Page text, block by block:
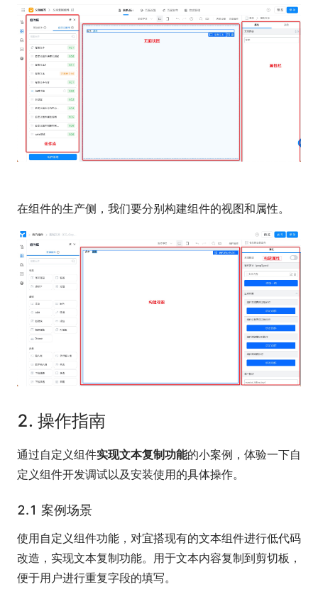
在组件的生产侧，我们要分别构建组件的视图和属性。
2. 操作指南
通过自定义组件实现文本复制功能的小案例，体验一下自
定义组件开发调试以及安装使用的具体操作。
2.1 案例场景
使用自定义组件功能，对宜搭现有的文本组件进行低代码
改造，实现文本复制功能。用于文本内容复制到剪切板，
便于用户进行重复字段的填写。